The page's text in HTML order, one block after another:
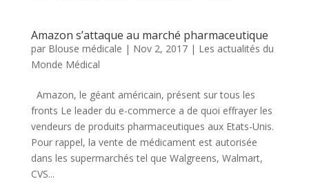
Amazon s’attaque au marché pharmaceutique
par Blouse médicale | Nov 2, 2017| Les actualités du
Monde Médical
Amazon, le géant américain, présent sur tous les
fronts Le leader du e-commerce a de quoi effrayer les
vendeurs de produits pharmaceutiques aux Etats-Unis.
Pour rappel, la vente de médicament est autorisée
dans les supermarchés tel que Walgreens, Walmart,
CVS...